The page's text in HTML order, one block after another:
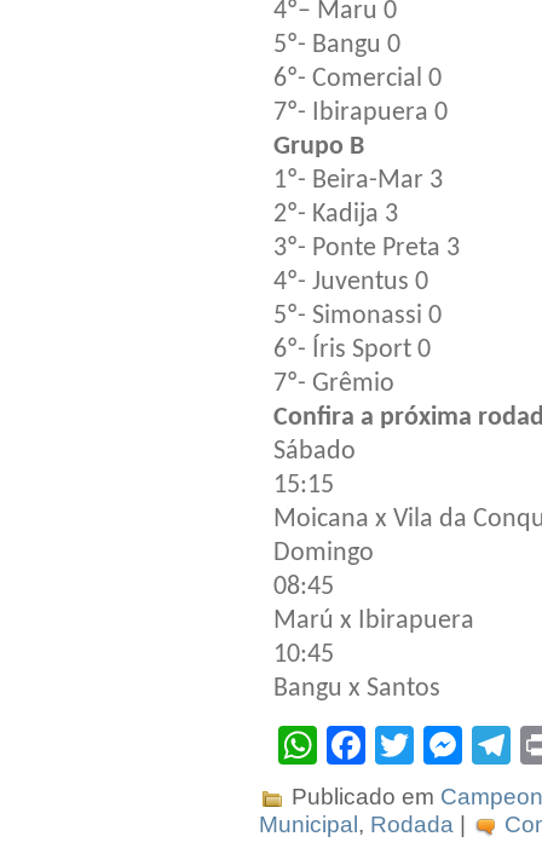
4º– Maru 0
5º- Bangu 0
6º- Comercial 0
7º- Ibirapuera 0
Grupo B
1º- Beira-Mar 3
2º- Kadija 3
3º- Ponte Preta 3
4º- Juventus 0
5º- Simonassi 0
6º- Íris Sport 0
7º- Grêmio
Confira a próxima
Sábado
15:15
Moicana x Vila da
Domingo
08:45
Marú x Ibirapuera
10:45
Bangu x Santos
WhatsApp
Facebook
Twitter
Publicado em
Municipal , Rodada